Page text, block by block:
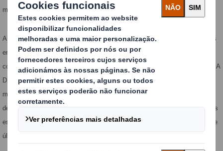
múltiplas possibilidades de fecho e selagem e é de abertura fácil.
A sustentabilidade e a inovação estão assim patentes nestas embalagens
em cartão canelado, que se distinguem ainda por possibilitarem uma
comunicação eficaz das marcas e do produto ao poderem ser impressas. A
DS Smith continua neste sentido a desenvolver e produzir packaging do
mais alto nível, suportada pelas suas equipas de especialistas em
desenvolvimento estrutural e em impressão de alta qualidade sobre papéis
estucados, com recurso a várias técnicas de impressão e a maquinaria de
última geração das marcas mais prestigiadas do mercado.